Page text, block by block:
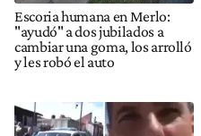
Escoria humana en Merlo:
"ayudó" a dos jubilados a
cambiar una goma, los arrolló
y les robó el auto